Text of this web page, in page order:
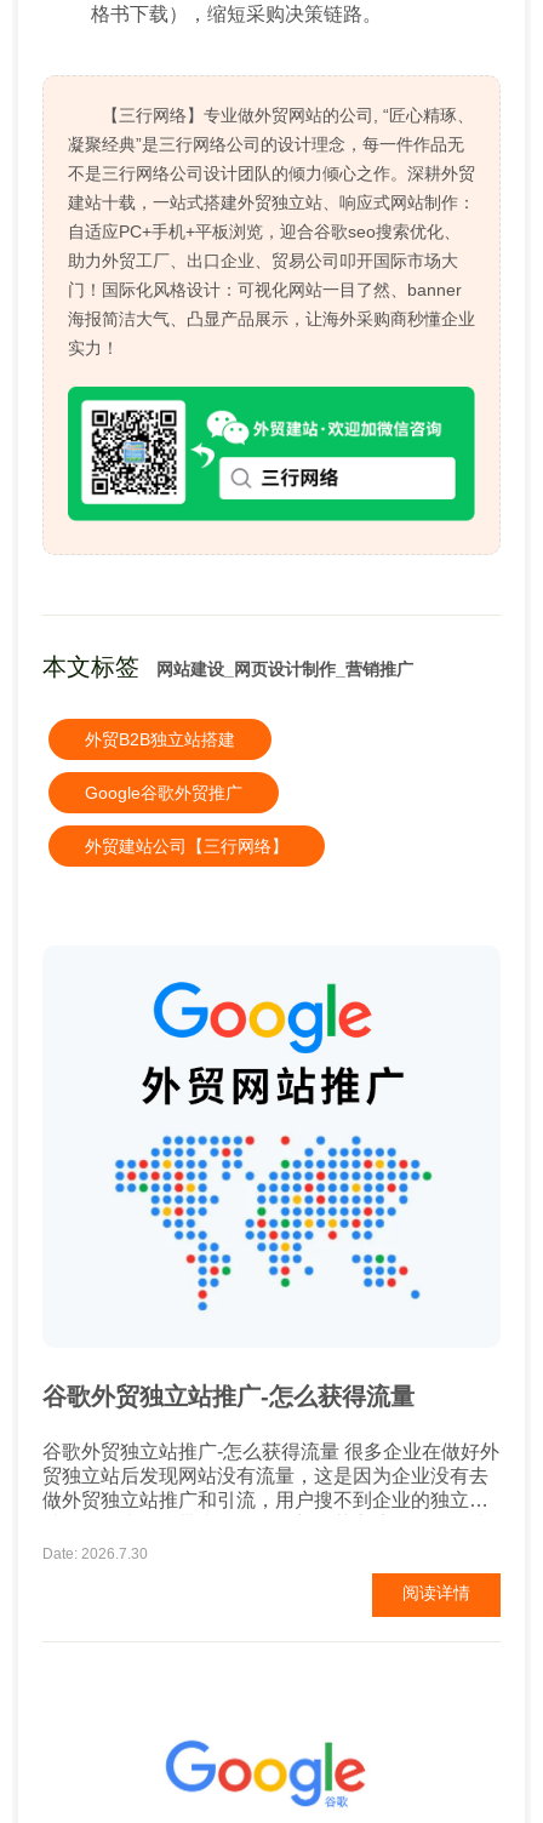
格书下载），缩短采购决策链路。
【三行网络】专业做外贸网站的公司, “匠心精琢、
凝聚经典”是三行网络公司的设计理念，每一件作品无
不是三行网络公司设计团队的倾力倾心之作。深耕外贸
建站十载，一站式搭建外贸独立站、响应式网站制作：
自适应PC+手机+平板浏览，迎合谷歌seo搜索优化、
助力外贸工厂、出口企业、贸易公司叩开国际市场大
门！国际化风格设计：可视化网站一目了然、banner
海报简洁大气、凸显产品展示，让海外采购商秒懂企业
实力！
本文标签 网站建设_网页设计制作_营销推广
外贸B2B独立站搭建
Google谷歌外贸推广
外贸建站公司【三行网络】
谷歌外贸独立站推广-怎么获得流量
谷歌外贸独立站推广-怎么获得流量 很多企业在做好外
贸独立站后发现网站没有流量，这是因为企业没有去
做外贸独立站推广和引流，用户搜不到企业的独立
本较低的方式就是谷歌SEO。那么谷歌SEO到底该如
下首页的权重最高，也是企业获得核心关键词排名的
Date: 2026.7.30
阅读详情